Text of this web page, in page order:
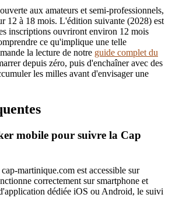
aux amateurs et semi-professionnels,
12 à 18 mois. L'édition suivante (2028) est
inscriptions ouvriront environ 12 mois
ce qu'implique une telle
la lecture de notre guide complet du
depuis zéro, puis d'enchaîner avec des
les milles avant d'envisager une
mobile pour suivre la Cap
martinique.com est accessible sur
correctement sur smartphone et
dédiée iOS ou Android, le suivi